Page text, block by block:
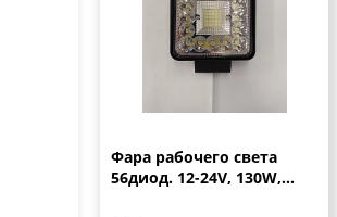
Фара рабочего света
56диод. 12-24V, 130W,